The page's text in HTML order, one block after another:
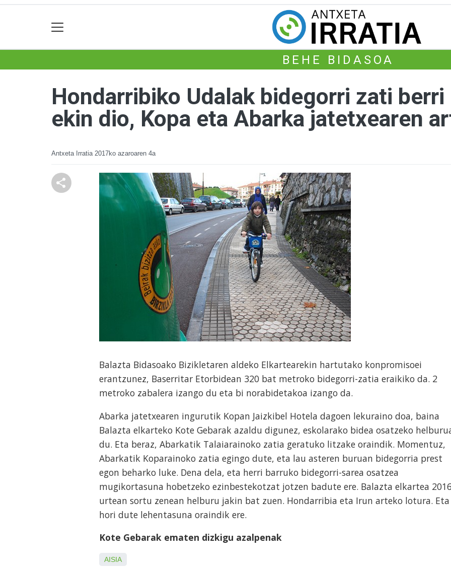
BEHE BIDASOA
Hondarribiko Udalak bidegorri zati
ekin dio, Kopa eta Abarka jatetxearen
Antxeta Irratia 2017ko azaroaren 4a
Balazta Bidasoako Bizikletaren aldeko Elkartearekin hartutako konpromisoei
erantzunez, Baserritar Etorbidean 320 bat metroko bidegorri-zatia eraikiko da. 2
metroko zabalera izango du eta bi norabidetakoa izango da.
Abarka jatetxearen ingurutik Kopan Jaizkibel Hotela dagoen lekuraino doa, baina
Balazta elkarteko Kote Gebarak azaldu digunez, eskolarako bidea osatzeko
du. Eta beraz, Abarkatik Talaiarainoko zatia geratuko litzake oraindik. Momentuz,
Abarkatik Koparainoko zatia egingo dute, eta lau asteren buruan bidegorria prest
egon beharko luke. Dena dela, eta herri barruko bidegorri-sarea osatzea
mugikortasuna hobetzeko ezinbestekotzat jotzen badute ere. Balazta elkartea
urtean sortu zenean helburu jakin bat zuen. Hondarribia eta Irun arteko lotura. Eta
hori dute lehentasuna oraindik ere.
Kote Gebarak ematen dizkigu azalpenak
AISIA